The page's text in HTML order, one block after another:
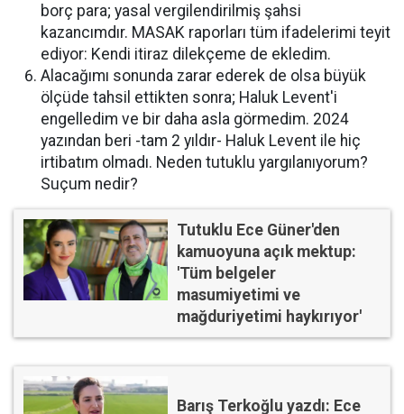
borç para; yasal vergilendirilmiş şahsi
kazancımdır. MASAK raporları tüm ifadelerimi teyit
ediyor: Kendi itiraz dilekçeme de ekledim.
Alacağımı sonunda zarar ederek de olsa büyük
ölçüde tahsil ettikten sonra; Haluk Levent'i
engelledim ve bir daha asla görmedim. 2024
yazından beri -tam 2 yıldır- Haluk Levent ile hiç
irtibatım olmadı. Neden tutuklu yargılanıyorum?
Suçum nedir?
Tutuklu Ece Güner'den
kamuoyuna açık mektup:
'Tüm belgeler
masumiyetimi ve
mağduriyetimi haykırıyor'
Barış Terkoğlu yazdı: Ece